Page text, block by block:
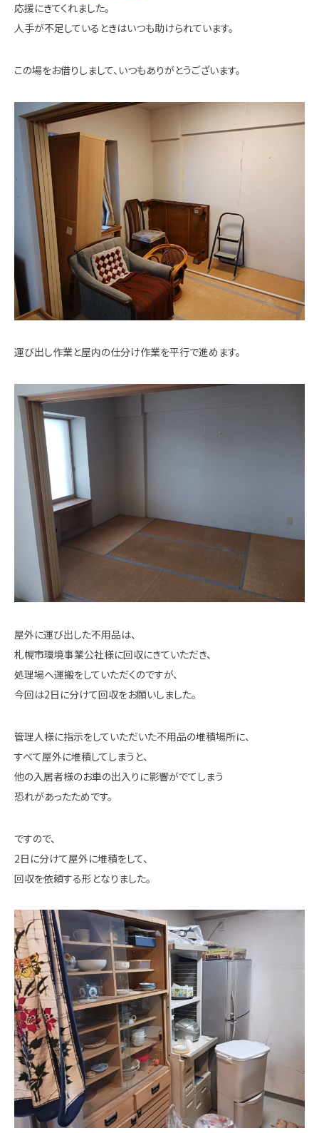
応援にきてくれました。
人手が不足しているときはいつも助けられています。
この場をお借りしまして、いつもありがとうございます。
運び出し作業と屋内の仕分け作業を平行で進めます。
屋外に運び出した不用品は、
札幌市環境事業公社様に回収にきていただき、
処理場へ運搬をしていただくのですが、
今回は2日に分けて回収をお願いしました。
管理人様に指示をしていただいた不用品の堆積場所に、
すべて屋外に堆積してしまうと、
他の入居者様のお車の出入りに影響がでてしまう
恐れがあったためです。
ですので、
2日に分けて屋外に堆積をして、
回収を依頼する形となりました。